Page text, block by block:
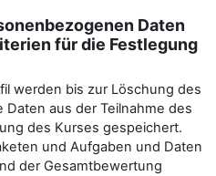
Daten
für die Festlegung
werden bis zur Löschung des
aus der Teilnahme des
des Kurses gespeichert.
und Aufgaben und Daten
der Gesamtbewertung